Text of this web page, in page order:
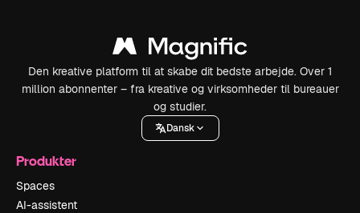
Den kreative platform til at skabe dit bedste arbejde. Over 1
million abonnenter – fra kreative og virksomheder til bureauer
og studier.
Dansk
Produkter
Spaces
AI-assistent